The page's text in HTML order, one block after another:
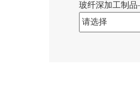
玻纤深加工制